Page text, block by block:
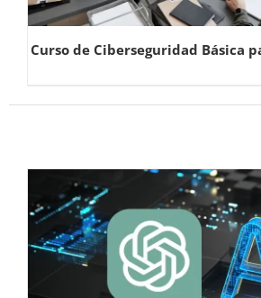
Curso de Ciberseguridad Básica